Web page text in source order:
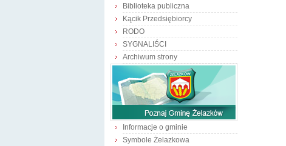
Biblioteka publiczna
Kącik Przedsiębiorcy
RODO
SYGNALIŚCI
Archiwum strony
Informacje o gminie
Symbole Żelazkowa